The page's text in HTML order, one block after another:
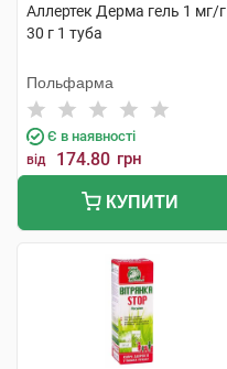
Аллертек Дерма гель 1 мг/г
30 г 1 туба
Польфарма
Є в наявності
від 174.80 грн
КУПИТИ